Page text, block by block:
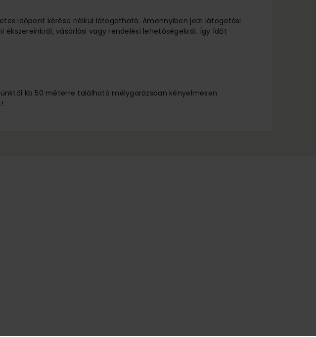
időpont kérése nélkül látogatható. Amennyiben jelzi látogatási
vásárlási vagy rendelési lehetőségekről. Így ídőt
kb 50 méterre található mélygarázsban kényelmesen